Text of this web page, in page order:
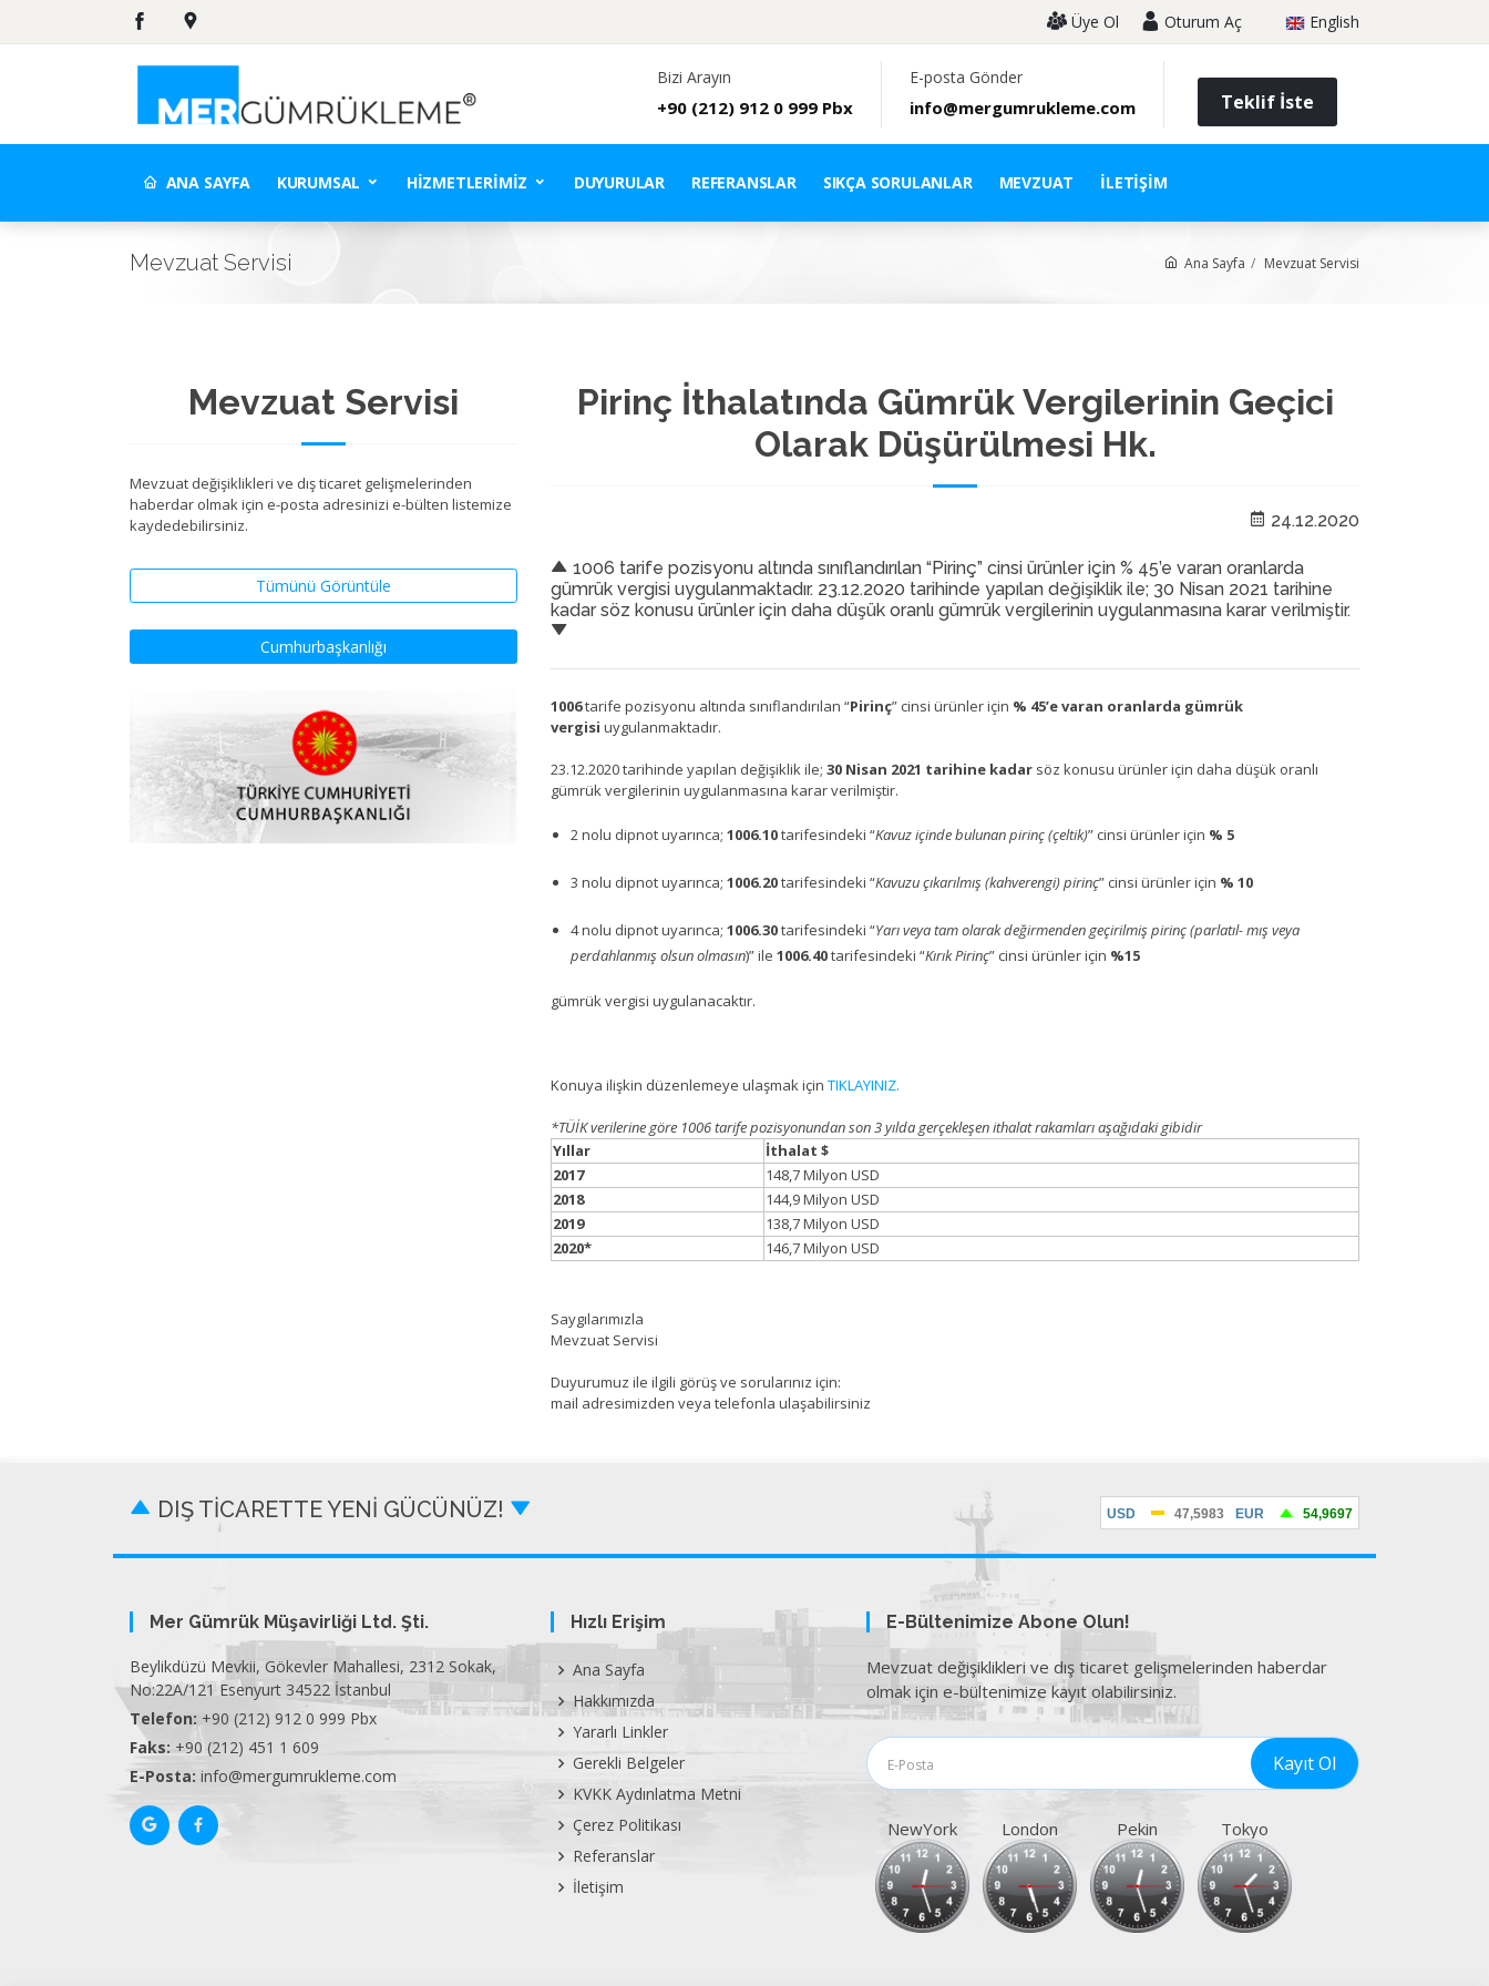
Üye Ol Oturum Aç English
Bizi Arayın
+90 (212) 912 0 999 Pbx
E-posta Gönder
info@mergumrukleme.com Teklif İste
ANA SAYFA KURUMSAL HIZMETLERIMIZ DUYURULAR REFERANSLAR SIKÇA SORULANLAR MEVZUAT İLETIŞIM
Mevzuat Servisi Ana Sayfa Mevzuat Servisi
Mevzuat Servisi
Mevzuat değişiklikleri ve dış ticaret gelişmelerinden
haberdar olmak için e-posta adresinizi e-bülten listemize
kaydedebilirsiniz.
Tümünü Görüntüle
Cumhurbaşkanlığı
Pirinç İthalatında Gümrük Vergilerinin Geçici
Olarak Düşürülmesi Hk.
24.12.2020
1006 tarife pozisyonu altında sınıflandırılan “Pirinç” cinsi ürünler için % 45’e varan oranlarda
gümrük vergisi uygulanmaktadır. 23.12.2020 tarihinde yapılan değişiklik ile; 30 Nisan 2021 tarihine
kadar söz konusu ürünler için daha düşük oranlı gümrük vergilerinin uygulanmasına karar verilmiştir.
1006tarife pozisyonu altında sınıflandırılan “Pirinç” cinsi ürünler için % 45’e varan oranlarda gümrük
vergisi uygulanmaktadır.
23.12.2020 tarihinde yapılan değişiklik ile; 30 Nisan 2021 tarihine kadar söz konusu ürünler için daha düşük oranlı
gümrük vergilerinin uygulanmasına karar verilmiştir.
2 nolu dipnot uyarınca; 1006.10tarifesindeki “Kavuz içinde bulunan pirinç (çeltik)” cinsi ürünler için % 5
3 nolu dipnot uyarınca; 1006.20tarifesindeki “Kavuzu çıkarılmış (kahverengi) pirinç” cinsi ürünler için % 10
4 nolu dipnot uyarınca; 1006.30tarifesindeki “Yarı veya tam olarak değirmenden geçirilmiş pirinç (parlatıl- mış veya
perdahlanmış olsun olmasın)” ile 1006.40tarifesindeki “Kırık Pirinç” cinsi ürünler için %15
gümrük vergisi uygulanacaktır.
Konuya ilişkin düzenlemeye ulaşmak için TIKLAYINIZ.
*TÜİK verilerine göre 1006 tarife pozisyonundan son 3 yılda gerçekleşen ithalat rakamları aşağıdaki gibidir
Yıllar
İthalat $
2017
148,7 Milyon USD
2018
144,9 Milyon USD
2019
138,7 Milyon USD
2020*
146,7 Milyon USD
Saygılarımızla
Mevzuat Servisi
Duyurumuz ile ilgili görüş ve sorularınız için:
mail adresimizden veya telefonla ulaşabilirsiniz
DIŞ TİCARETTE YENİ GÜCÜNÜZ!
Mer Gümrük Müşavirliği Ltd. Şti.
Beylikdüzü Mevkii, Gökevler Mahallesi, 2312 Sokak,
No:22A/121 Esenyurt 34522 İstanbul
Telefon: +90 (212) 912 0 999 Pbx
Faks: +90 (212) 451 1 609
E-Posta: info@mergumrukleme.com
Hızlı Erişim
Ana Sayfa
Hakkımızda
Yararlı Linkler
Gerekli Belgeler
KVKK Aydınlatma Metni
Çerez Politikası
Referanslar
İletişim
E-Bültenimize Abone Olun!
Mevzuat değişiklikleri ve dış ticaret gelişmelerinden haberdar
olmak için e-bültenimize kayıt olabilirsiniz.
NewYork London Pekin Tokyo